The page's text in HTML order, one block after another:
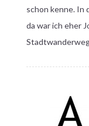
schon kenne. In
da war ich eher